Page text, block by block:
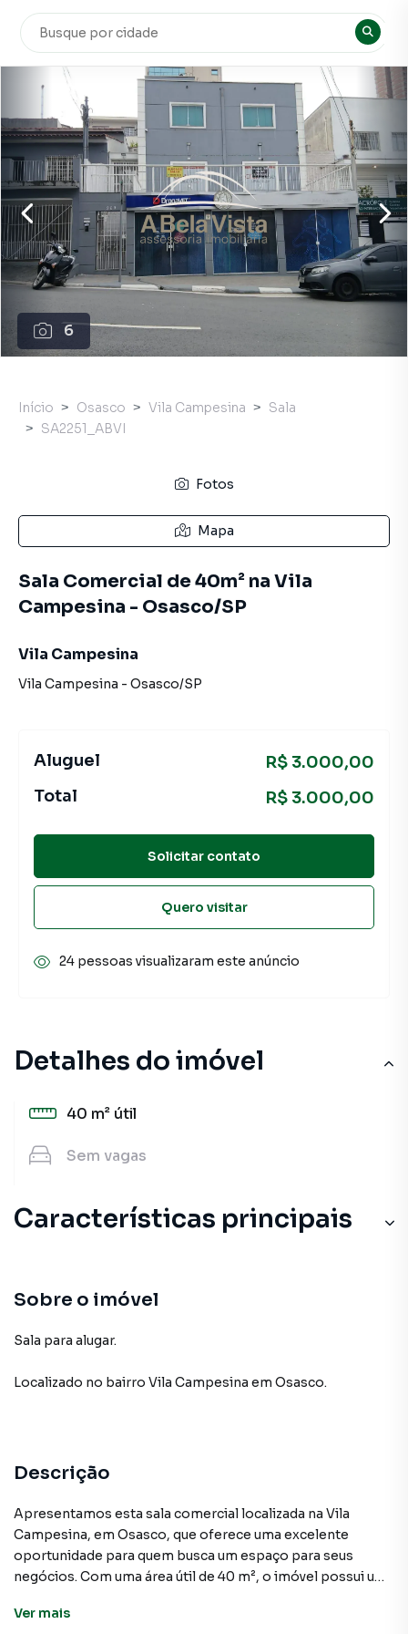
6
Detalhes do imóvel
40 m² útil
Sem vagas
Características principais
Sobre o imóvel
Sala para alugar.
Localizado no bairro Vila Campesina em Osasco.
Descrição
Apresentamos esta sala comercial localizada na Vila
Campesina, em Osasco, que oferece uma excelente
oportunidade para quem busca um espaço para seus
negócios. Com uma área útil de 40 m², o imóvel possui uma
suas necessidades.
Ver mais
Início Osasco Vila Campesina
Sala
SA2251_ABVI
Fotos
Mapa
Sala Comercial de 40m² na Vila
Campesina - Osasco/SP
Vila Campesina
Vila Campesina - Osasco/SP
Aluguel
R$ 3.000,00
Total
R$ 3.000,00
Solicitar contato
Quero visitar
24 pessoas visualizaram este anúncio